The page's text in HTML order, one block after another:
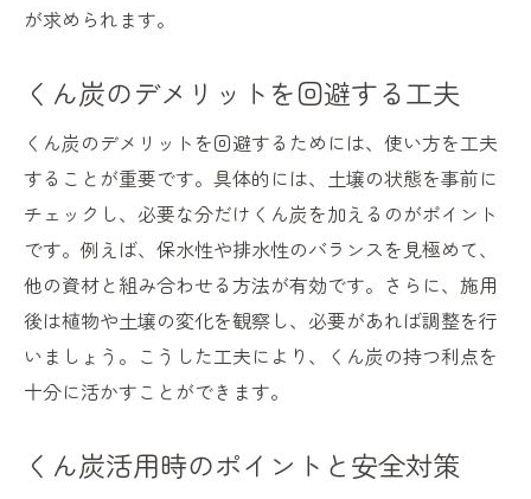
が求められます。
くん炭のデメリットを回避する工夫
くん炭のデメリットを回避するためには、使い方を工夫
することが重要です。具体的には、土壌の状態を事前に
チェックし、必要な分だけくん炭を加えるのがポイント
です。例えば、保水性や排水性のバランスを見極めて、
他の資材と組み合わせる方法が有効です。さらに、施用
後は植物や土壌の変化を観察し、必要があれば調整を行
いましょう。こうした工夫により、くん炭の持つ利点を
十分に活かすことができます。
くん炭活用時のポイントと安全対策